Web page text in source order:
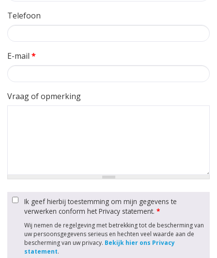
Telefoon
E-mail *
Vraag of opmerking
Ik geef hierbij toestemming om mijn gegevens te
verwerken conform het Privacy statement. *
Wij nemen de regelgeving met betrekking tot de bescherming van
uw persoonsgegevens serieus en hechten veel waarde aan de
bescherming van uw privacy. Bekijk hier ons Privacy
statement.